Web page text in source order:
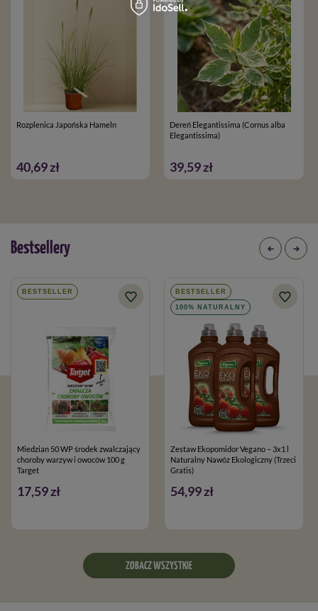
Rozplenica Japońska Hameln
40,69 zł
Dereń Elegantissima (Cornus alba
Elegantissima)
39,59 zł
Bestsellery
BESTSELLER
Miedzian 50 WP środek zwalczający
choroby warzyw i owoców 100 g
Target
17,59 zł
BESTSELLER
100% NATURALNY
Zestaw Ekopomidor Vegano – 3x1 l
Naturalny Nawóz Ekologiczny (Trzeci
Gratis)
54,99 zł
ZOBACZ WSZYSTKIE